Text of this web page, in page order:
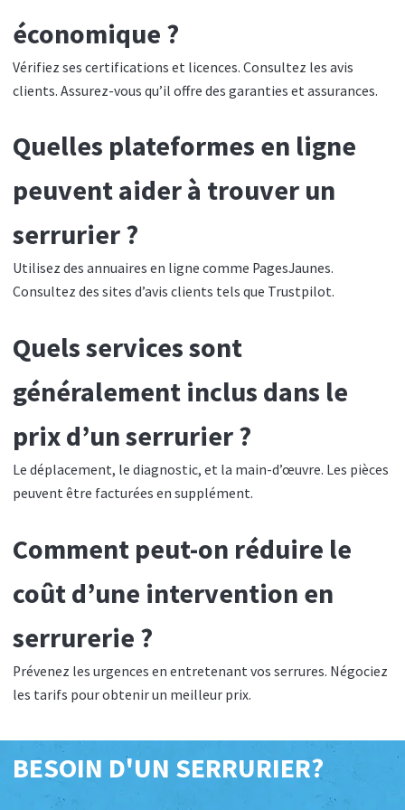
économique ?
Vérifiez ses certifications et licences. Consultez les avis
clients. Assurez-vous qu’il offre des garanties et assurances.
Quelles plateformes en ligne
peuvent aider à trouver un
serrurier ?
Utilisez des annuaires en ligne comme PagesJaunes.
Consultez des sites d’avis clients tels que Trustpilot.
Quels services sont
généralement inclus dans le
prix d’un serrurier ?
Le déplacement, le diagnostic, et la main-d’œuvre. Les pièces
peuvent être facturées en supplément.
Comment peut-on réduire le
coût d’une intervention en
serrurerie ?
Prévenez les urgences en entretenant vos serrures. Négociez
les tarifs pour obtenir un meilleur prix.
BESOIN D'UN SERRURIER?